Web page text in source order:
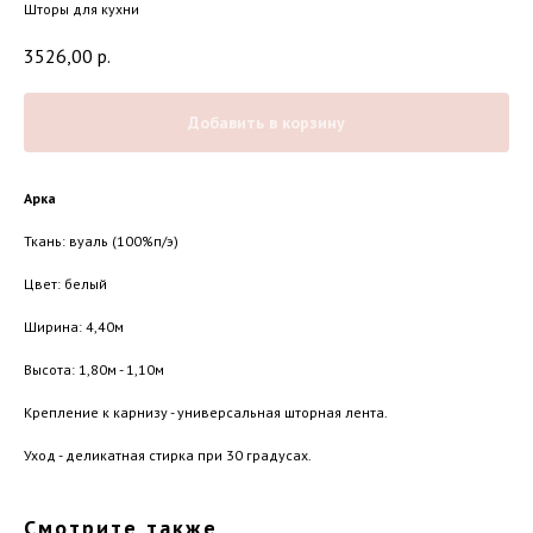
Шторы для кухни
3526,00 р.
Добавить в корзину
Арка
Ткань: вуаль (100%п/э)
Цвет: белый
Ширина: 4,40м
Высота: 1,80м - 1,10м
Крепление к карнизу - универсальная шторная лента.
Уход - деликатная стирка при 30 градусах.
Смотрите также